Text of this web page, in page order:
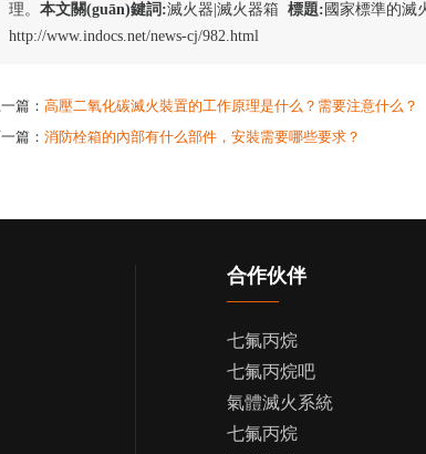
理。本文關(guān)鍵詞:滅火器|滅火器箱標題: 國家標準的滅
http://www.indocs.net/news-cj/982.html
篇：高壓二氧化碳滅火裝置的工作原理是什么？需要注意什么？
篇：消防栓箱的內部有什么部件，安裝需要哪些要求？
合作伙伴
七氟丙烷
七氟丙烷吧
氣體滅火系統
七氟丙烷